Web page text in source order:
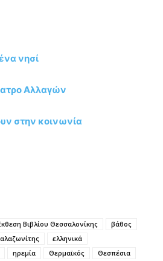
νησί
Αλλαγών
στην κοινωνία
Βιβλίου Θεσσαλονίκης
βάθος
ελληνικά
ηρεμία Θερμαϊκός
Θεσπέσια